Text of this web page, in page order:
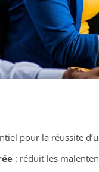
pour la réussite
: réduit les